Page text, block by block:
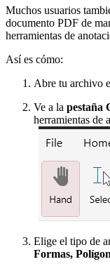
Muchos usuarios
documento PDF de
herramientas de
Así es cómo:
Abre tu archivo
Ve a la pestaña
herramientas de
Elige el tipo de
Formas,